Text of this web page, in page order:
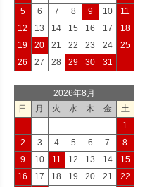
5
6 7 8 9 10
11
12
13 14 15 16 17
18
19
20 21 22 23 24
25
26
27 28 29 30 31
2026年8月
日
月 火 水 木 金
土
1
2
3 4 5 6 7
8
9
10 11 12 13 14
15
16
17 18 19 20 21
22